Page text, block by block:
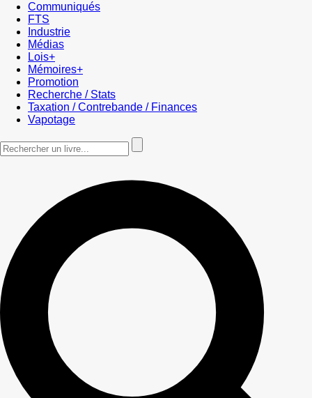
Communiqués
FTS
Industrie
Médias
Lois+
Mémoires+
Promotion
Recherche / Stats
Taxation / Contrebande / Finances
Vapotage